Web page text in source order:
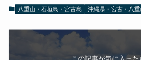
八重山・石垣島・宮古島 沖縄県・宮古・八
この記事が気に入った